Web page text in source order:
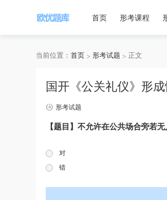
首页 形考课程
当前位置： 首页 形考试题 正文
国开《公关礼仪》形
形考试题
【题目】 不允许在公共场合旁若无
对
错